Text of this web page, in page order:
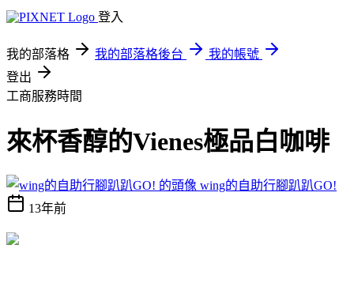
登入
我的部落格 我的部落格後台
我的帳號
登出
工商服務時間
來杯香醇的Vienes極品白咖啡
wing的自助行腳趴趴GO!
13年前